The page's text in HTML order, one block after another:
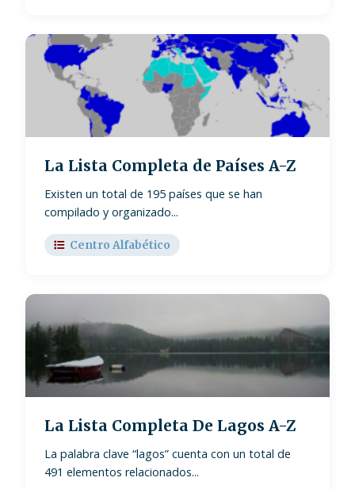
La Lista Completa de Países A-Z
Existen un total de 195 países que se han
compilado y organizado...
Centro Alfabético
La Lista Completa De Lagos A-Z
La palabra clave “lagos” cuenta con un total de
491 elementos relacionados...